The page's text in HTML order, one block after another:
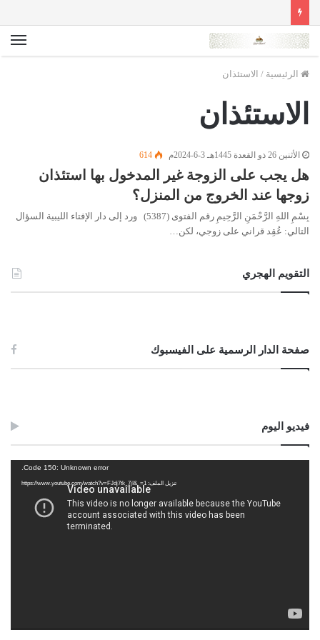
الرئيسية / الاستئذان
الاستئذان
الأثنين 26 ذو القعدة 1445هـ 3-6-2024م 614
هل يجب على الزوجة غير المدخول بها استئذان
زوجها عند الخروج من المنزل؟
بِسْمِ اللهِ الرَّحْمَنِ الرَّحِيمِ رقم الفتوى (5387) ورد إلى دار الإفتاء الليبية السؤال
التالي: عُقِد قراني على زوجي، لكن…
التقويم الهجري
صفحة الدار الرسمية على الفيسبوك
فيديو اليوم
Code 150: Unknown error.
تنزيل الملف: https://www.youtube.com/watch?v=FJdj7tk_7jI&_=1